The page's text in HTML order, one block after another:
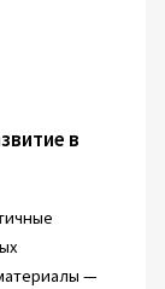
в
—